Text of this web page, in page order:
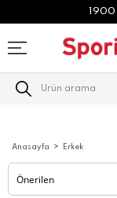
1900
Anasayfa Erkek